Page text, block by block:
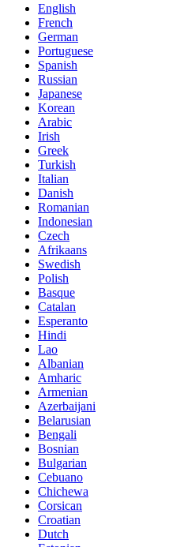
English
French
German
Portuguese
Spanish
Russian
Japanese
Korean
Arabic
Irish
Greek
Turkish
Italian
Danish
Romanian
Indonesian
Czech
Afrikaans
Swedish
Polish
Basque
Catalan
Esperanto
Hindi
Lao
Albanian
Amharic
Armenian
Azerbaijani
Belarusian
Bengali
Bosnian
Bulgarian
Cebuano
Chichewa
Corsican
Croatian
Dutch